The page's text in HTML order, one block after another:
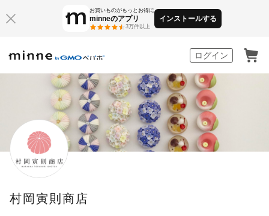
お買いものがもっとお得に
minneのアプリ
3万件以上
インストールする
ログイン
村岡寅則商店